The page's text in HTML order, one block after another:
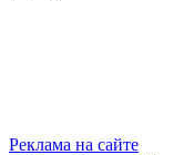
Реклама на сайте